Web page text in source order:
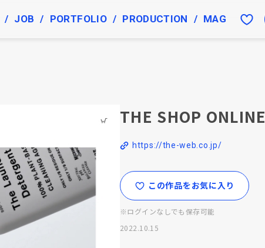
JOB PORTFOLIO PRODUCTION MAG
THE SHOP ONLINE
https://the-web.co.jp/
この作品をお気に入り
※ログインなしでも保存可能
2022.10.15